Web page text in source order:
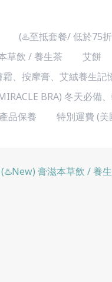
(♨️至抵套餐/ 低於75
草飲 / 養生茶
艾餅
、按摩膏、艾絨養生記
BRA) 冬天必備
產品保養 特別運費 (
(♨️New) 膏滋本草飲 / 養